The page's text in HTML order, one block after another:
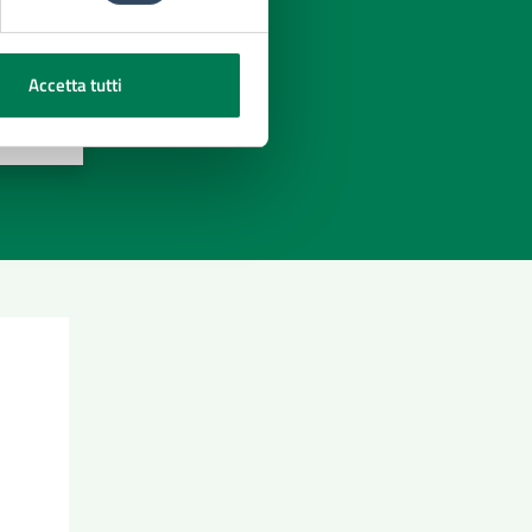
Accetta tutti